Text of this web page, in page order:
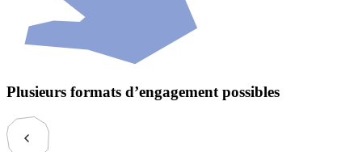
Plusieurs formats d’engagement possibles